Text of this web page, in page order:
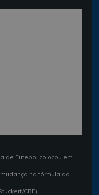
de Futebol colocou em
na fórmula do
CBF)